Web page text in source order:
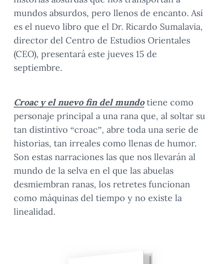
mundos absurdos, pero llenos de encanto. Así
es el nuevo libro que el Dr. Ricardo Sumalavia,
director del Centro de Estudios Orientales
(CEO), presentará este jueves 15 de
septiembre.
Croac y el nuevo fin del mundotiene como
personaje principal a una rana que, al soltar su
tan distintivo “croac”, abre toda una serie de
historias, tan irreales como llenas de humor.
Son estas narraciones las que nos llevarán al
mundo de la selva en el que las abuelas
desmiembran ranas, los retretes funcionan
como máquinas del tiempo y no existe la
linealidad.